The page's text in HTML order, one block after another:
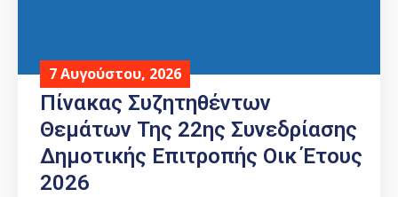
7 Αυγούστου, 2026
Πίνακας Συζητηθέντων
Θεμάτων Της 22ης Συνεδρίασης
Δημοτικής Επιτροπής Οικ Έτους
2026